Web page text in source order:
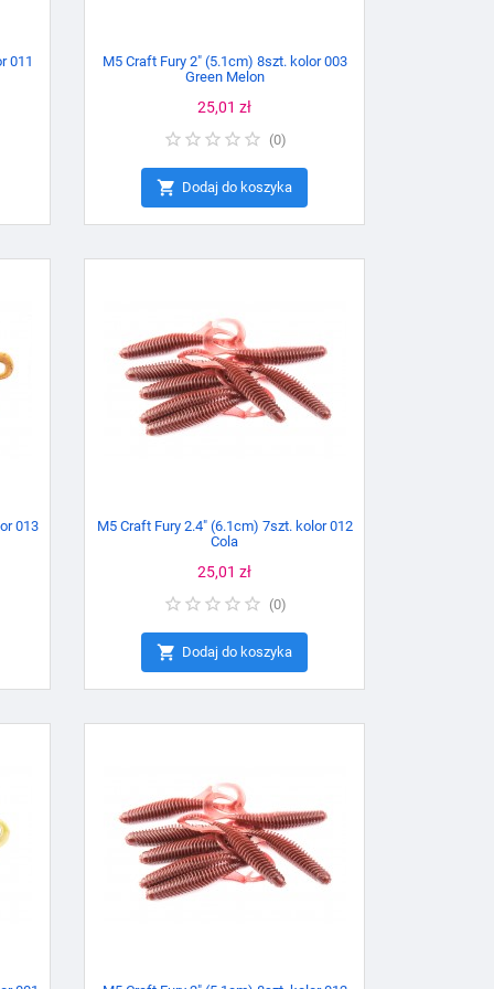
011
M5 Craft Fury 2" (5.1cm) 8szt. kolor 003
Green Melon
Cena
25,01 zł
(0)
 Dodaj do koszyka
013
M5 Craft Fury 2.4" (6.1cm) 7szt. kolor 012
Cola
Cena
25,01 zł
(0)
 Dodaj do koszyka